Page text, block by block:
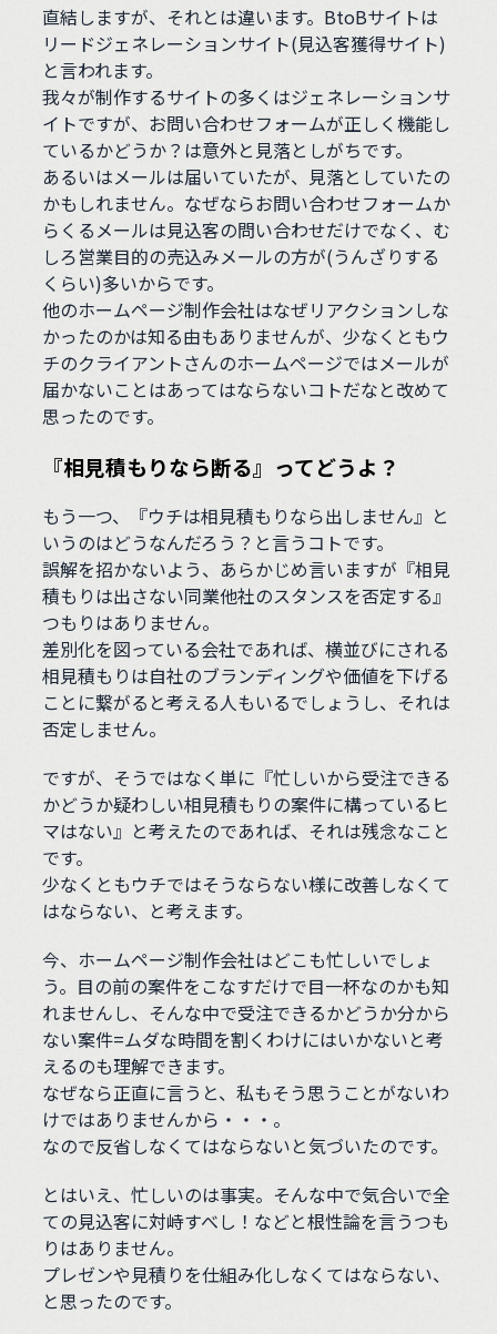
直結しますが、それとは違います。BtoBサイトは
リードジェネレーションサイト(見込客獲得サイト)
と言われます。
我々が制作するサイトの多くはジェネレーションサ
イトですが、お問い合わせフォームが正しく機能し
ているかどうか？は意外と見落としがちです。
あるいはメールは届いていたが、見落としていたの
かもしれません。なぜならお問い合わせフォームか
らくるメールは見込客の問い合わせだけでなく、む
しろ営業目的の売込みメールの方が(うんざりする
くらい)多いからです。
他のホームページ制作会社はなぜリアクションしな
かったのかは知る由もありませんが、少なくともウ
チのクライアントさんのホームページではメールが
届かないことはあってはならないコトだなと改めて
思ったのです。
『相見積もりなら断る』ってどうよ？
もう一つ、『ウチは相見積もりなら出しません』と
いうのはどうなんだろう？と言うコトです。
誤解を招かないよう、あらかじめ言いますが『相見
積もりは出さない同業他社のスタンスを否定する』
つもりはありません。
差別化を図っている会社であれば、横並びにされる
相見積もりは自社のブランディングや価値を下げる
ことに繋がると考える人もいるでしょうし、それは
否定しません。
ですが、そうではなく単に『忙しいから受注できる
かどうか疑わしい相見積もりの案件に構っているヒ
マはない』と考えたのであれば、それは残念なこと
です。
少なくともウチではそうならない様に改善しなくて
はならない、と考えます。
今、ホームページ制作会社はどこも忙しいでしょ
う。目の前の案件をこなすだけで目一杯なのかも知
れませんし、そんな中で受注できるかどうか分から
ない案件=ムダな時間を割くわけにはいかないと考
えるのも理解できます。
なぜなら正直に言うと、私もそう思うことがないわ
けではありませんから・・・。
なので反省しなくてはならないと気づいたのです。
とはいえ、忙しいのは事実。そんな中で気合いで全
ての見込客に対峙すべし！などと根性論を言うつも
りはありません。
プレゼンや見積りを仕組み化しなくてはならない、
と思ったのです。